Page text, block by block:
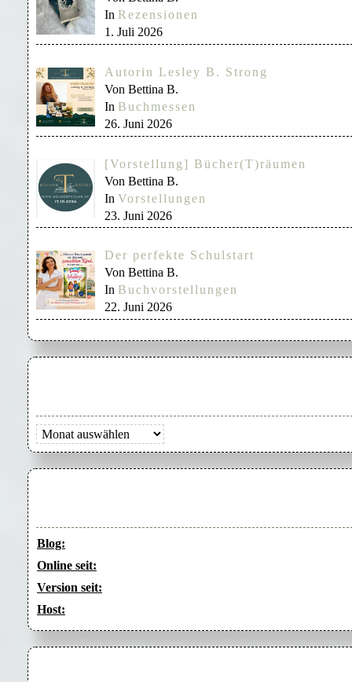
In Rezensionen
1. Juli 2026
Autorin Lesley B. Strong
Von Bettina B.
In Buchmessen
26. Juni 2026
[Vorstellung] Bücher(T)räumen
Von Bettina B.
In Vorstellungen
23. Juni 2026
Der perfekte Schulstart
Von Bettina B.
In Buchvorstellungen
22. Juni 2026
Archiv
Blog:
Online seit:
Version seit:
Host: